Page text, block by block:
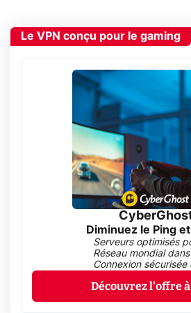
Le VPN conçu pour le gaming
Diminuez le Ping
Serveurs optimisés
Réseau mondial
Connexion sécurisée
Découvrez l'offre